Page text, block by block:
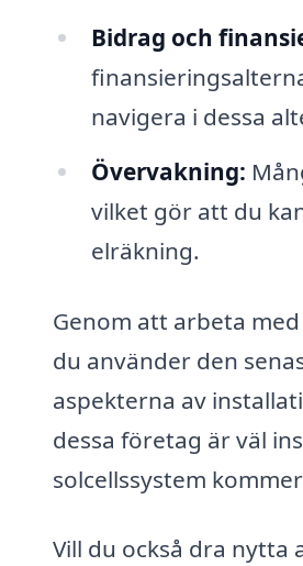
Bidrag och
navigera i dessa
Övervakning:
vilket gör att du
elräkning.
Genom att arbeta
du använder den
aspekterna av
dessa företag är väl
solcellssystem
Vill du också dra nytta